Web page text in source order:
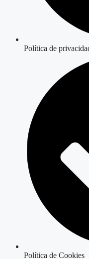
Política de
Política de Cookies